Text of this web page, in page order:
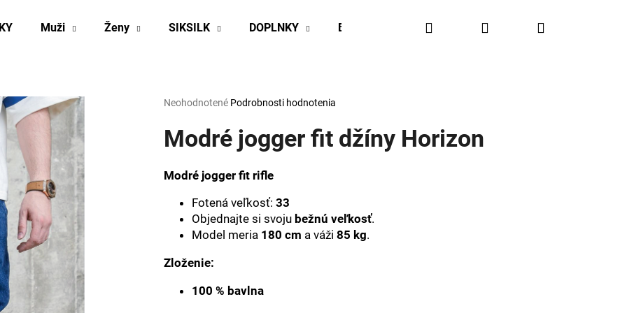
Muži Ženy SIKSILK DOPLNKY BESTSELLERS OUTFIT OF THE WEEK
Hľadať PrihlásenieNákupný
Priemerné
produktu
je
5
Neohodnotené Podrobnosti hodnotenia
Modré jogger fit džíny Horizon
Modré jogger fit rifle
Fotená veľkosť: 33
Objednajte si svoju bežnú veľkosť.
Model meria 180 cm a váži 85 kg.
Zloženie:
100 % bavlna
HĽADAŤ
Odporúčame